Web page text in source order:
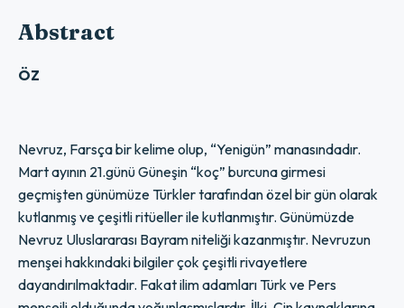
Abstract
ÖZ
Nevruz, Farsça bir kelime olup, “Yenigün” manasındadır.
Mart ayının 21.günü Güneşin “koç” burcuna girmesi
geçmişten günümüze Türkler tarafından özel bir gün olarak
kutlanmış ve çeşitli ritüeller ile kutlanmıştır. Günümüzde
Nevruz Uluslararası Bayram niteliği kazanmıştır. Nevruzun
menşei hakkındaki bilgiler çok çeşitli rivayetlere
dayandırılmaktadır. Fakat ilim adamları Türk ve Pers